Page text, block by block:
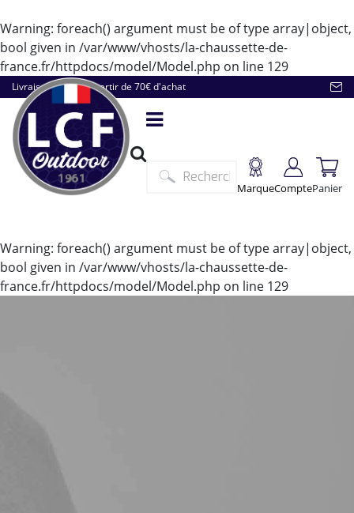
Warning: foreach() argument must be of type array|object,
bool given in /var/www/vhosts/la-chaussette-de-
france.fr/httpdocs/model/Model.php on line 129
Livraison offerte à partir de 70€ d'achat
MarqueComptePanier
Warning: foreach() argument must be of type array|object,
bool given in /var/www/vhosts/la-chaussette-de-
france.fr/httpdocs/model/Model.php on line 129